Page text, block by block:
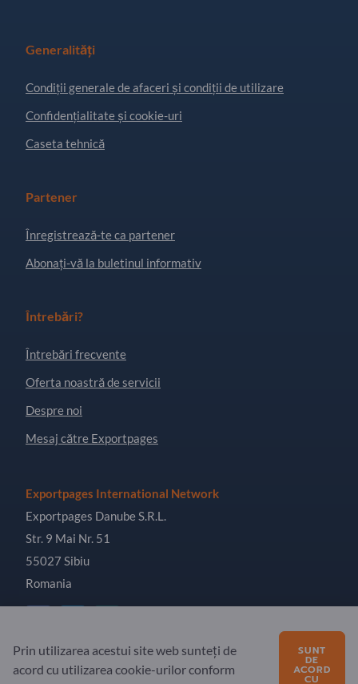
Generalități
Condiţii generale de afaceri și condiții de utilizare
Confidențialitate și cookie-uri
Caseta tehnică
Partener
Înregistrează-te ca partener
Abonați-vă la buletinul informativ
Întrebări?
Întrebări frecvente
Oferta noastră de servicii
Despre noi
Mesaj către Exportpages
Exportpages International Network
Exportpages Danube S.R.L.
Str. 9 Mai Nr. 51
55027 Sibiu
Romania
Copyright © 2026 Exportpages International GmbH. All
Prin utilizarea acestui site web sunteți de
acord cu utilizarea cookie-urilor conform
SUNT
DE
ACORD
CU